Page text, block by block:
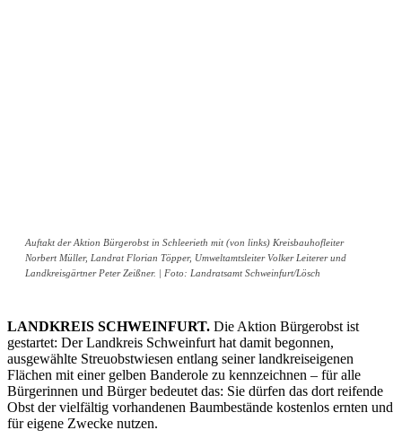
Auftakt der Aktion Bürgerobst in Schleerieth mit (von links) Kreisbauhofleiter
Norbert Müller, Landrat Florian Töpper, Umweltamtsleiter Volker Leiterer und
Landkreisgärtner Peter Zeißner. | Foto: Landratsamt Schweinfurt/Lösch
LANDKREIS SCHWEINFURT. Die Aktion Bürgerobst ist
gestartet: Der Landkreis Schweinfurt hat damit begonnen,
ausgewählte Streuobstwiesen entlang seiner landkreiseigenen
Flächen mit einer gelben Banderole zu kennzeichnen – für alle
Bürgerinnen und Bürger bedeutet das: Sie dürfen das dort reifende
Obst der vielfältig vorhandenen Baumbestände kostenlos ernten und
für eigene Zwecke nutzen.